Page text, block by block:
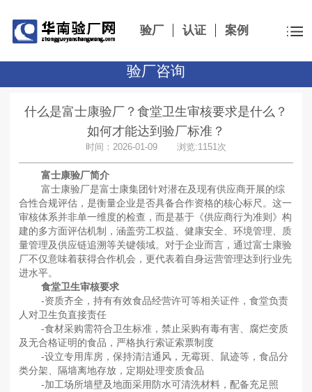
验厂 认证 案例
验厂咨询
什么是富士康验厂？食堂卫生审核要求是什么？
如何才能达到验厂标准？
时间：2026-01-09 浏览:1151次
富士康验厂简介
富士康验厂是富士康集团针对潜在及现有供应商开展的综
合性合规评估，是衡量企业是否具备合作资格的核心标尺。这一
审核体系并非单一维度的检查，而是基于《供应商行为准则》构
建的多方面评估机制，涵盖劳工权益、健康安全、环境管理、质
量管理及供应链追溯等关键领域。对于企业而言，通过富士康验
厂不仅意味着获得合作机会，更代表着自身运营管理达到行业先
进水平。
食堂卫生审核要求
-资质齐全，持有有效食品经营许可等相关证件，食堂负责
人对卫生负直接责任
-食材采购需符合卫生标准，禁止采购有毒有害、腐烂变质
及无合格证明的食品，严格执行索证索票制度
-设立专用库房，保持清洁通风，无霉斑、鼠迹等，食品分
类分架、隔墙离地存放，定期处理变质食品
-加工场所墙壁及地面采用防水可清洗材料，配备充足照